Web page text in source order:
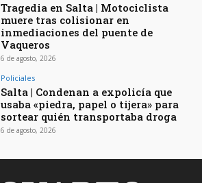
Tragedia en Salta | Motociclista
muere tras colisionar en
inmediaciones del puente de
Vaqueros
6 de agosto, 2026
Policiales
Salta | Condenan a expolicía que
usaba «piedra, papel o tijera» para
sortear quién transportaba droga
6 de agosto, 2026